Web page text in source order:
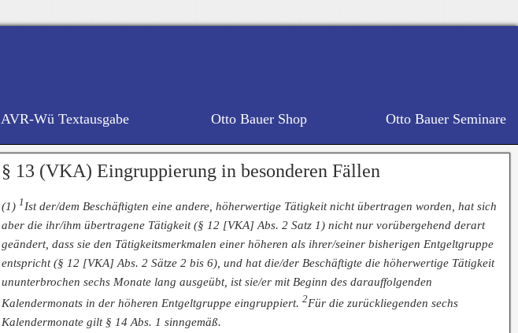
AVR-Wü Textausgabe Otto Bauer Shop Otto Bauer Seminare
§ 13 (VKA) Eingruppierung in besonderen Fällen
(1) 1 Ist der/dem Beschäftigten eine andere, höherwertige Tätigkeit nicht übertragen worden, hat sich
aber die ihr/ihm übertragene Tätigkeit (§ 12 [VKA] Abs. 2 Satz 1) nicht nur vorübergehend derart
geändert, dass sie den Tätigkeitsmerkmalen einer höheren als ihrer/seiner bisherigen Entgeltgruppe
entspricht (§ 12 [VKA] Abs. 2 Sätze 2 bis 6), und hat die/der Beschäftigte die höherwertige Tätigkeit
ununterbrochen sechs Monate lang ausgeübt, ist sie/er mit Beginn des darauffolgenden
Kalendermonats in der höheren Entgeltgruppe eingruppiert. 2Für die zurückliegenden sechs
Kalendermonate gilt § 14 Abs. 1 sinngemäß.